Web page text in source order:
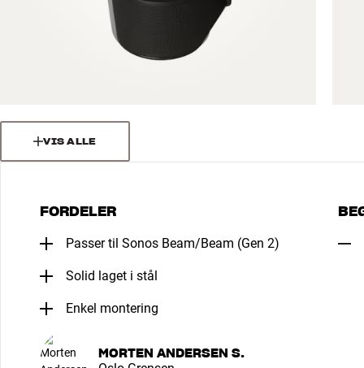
VIS ALLE
FORDELER
Passer til Sonos Beam/Beam (Gen 2)
Solid laget i stål
Enkel montering
MORTEN ANDERSEN S.